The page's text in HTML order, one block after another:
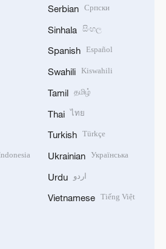
Serbian Српски
Sinhala සිංහල
Spanish Español
Swahili Kiswahili
Tamil தமிழ்
Thai ไทย
Turkish Türkçe
Ukrainian Українська
Urdu اردو
Vietnamese Tiếng Việt